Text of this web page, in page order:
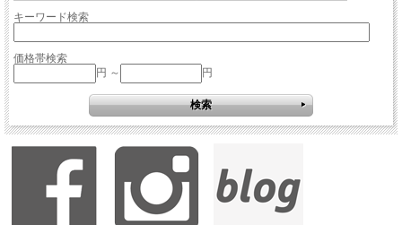
キーワード検索
価格帯検索
円 ～
円